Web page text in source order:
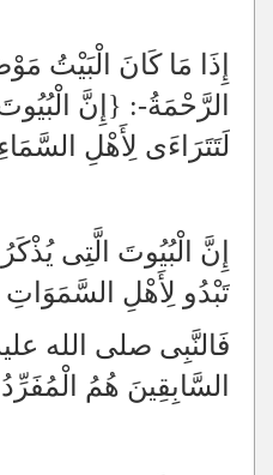
إِذَا مَا كَانَ الْبَيْتُ
الرَّحْمَةُ-: {إِنَّ
لَتَتَرَاءَى لِأَهْلِ
إِنَّ الْبُيُوتَ الَّتِى
تَبْدُو لِأَهْلِ السَّمَوَاتِ
فَالنَّبِى صلى الله
السَّابِقِينَ هُمُ